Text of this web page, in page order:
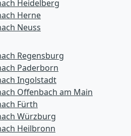
Heidelberg
Herne
Neuss
Regensburg
Paderborn
Ingolstadt
Offenbach am Main
Fürth
Würzburg
Heilbronn